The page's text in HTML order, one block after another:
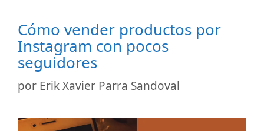
Cómo vender productos por
Instagram con pocos
seguidores
por Erik Xavier Parra Sandoval